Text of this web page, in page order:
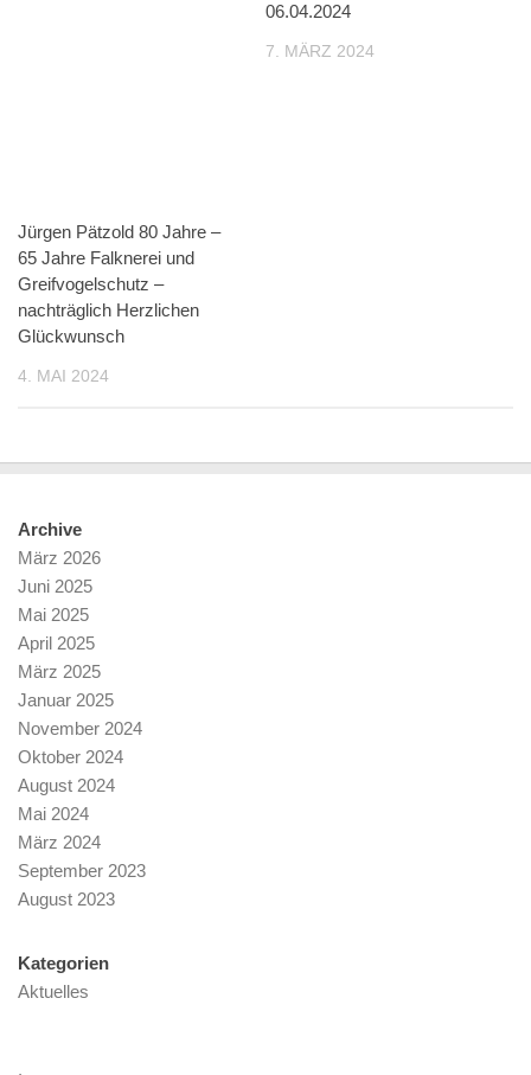
Jürgen Pätzold 80 Jahre –
65 Jahre Falknerei und
Greifvogelschutz –
nachträglich Herzlichen
Glückwunsch
4. MAI 2024
06.04.2024
7. MÄRZ 2024
Archive
März 2026
Juni 2025
Mai 2025
April 2025
März 2025
Januar 2025
November 2024
Oktober 2024
August 2024
Mai 2024
März 2024
September 2023
August 2023
Kategorien
Aktuelles